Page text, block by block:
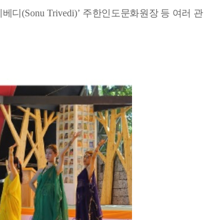
디 (Sonu Trivedi)’ 주한인도문화원장 등 여러 관